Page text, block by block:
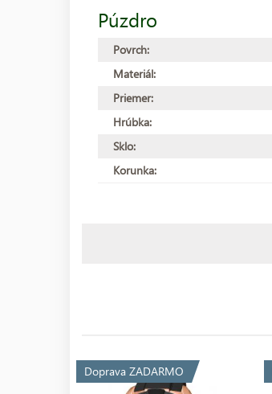
Púzdro
Povrch:
Materiál:
Priemer:
Hrúbka:
Sklo:
Korunka:
Doprava ZADARMO